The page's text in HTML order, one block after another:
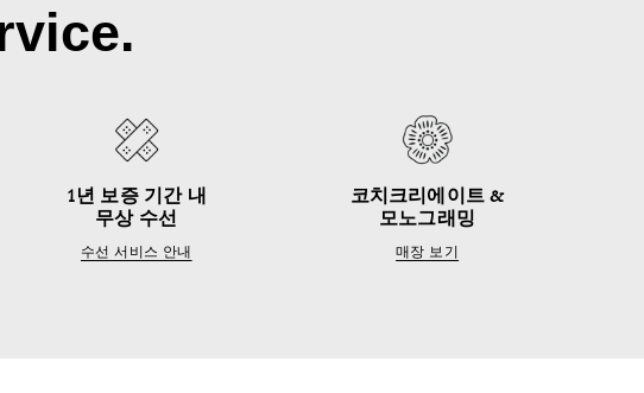
1년 보증 기간 내
무상 수선
수선 서비스 안내
코치크리에이트 &
모노그래밍
매장 보기